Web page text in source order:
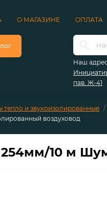
О МАГАЗИНЕ ОПЛАТА
Наш
пав. Ж-41
тепло и звукоизолированные
воздуховод
d254мм/10 м